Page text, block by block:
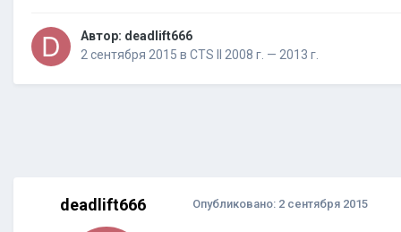
Автор: deadlift666
2 сентября 2015 в CTS II 2008 г. — 2013 г.
deadlift666 Опубликовано: 2 сентября 2015